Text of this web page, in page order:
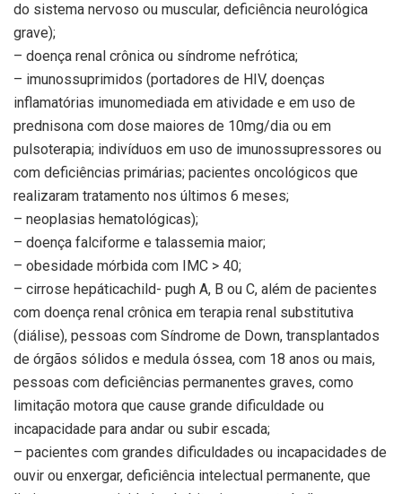
do sistema nervoso ou muscular, deficiência neurológica
grave);
– doença renal crônica ou síndrome nefrótica;
– imunossuprimidos (portadores de HIV, doenças
inflamatórias imunomediada em atividade e em uso de
prednisona com dose maiores de 10mg/dia ou em
pulsoterapia; indivíduos em uso de imunossupressores ou
com deficiências primárias; pacientes oncológicos que
realizaram tratamento nos últimos 6 meses;
– neoplasias hematológicas);
– doença falciforme e talassemia maior;
– obesidade mórbida com IMC > 40;
– cirrose hepáticachild- pugh A, B ou C, além de pacientes
com doença renal crônica em terapia renal substitutiva
(diálise), pessoas com Síndrome de Down, transplantados
de órgãos sólidos e medula óssea, com 18 anos ou mais,
pessoas com deficiências permanentes graves, como
limitação motora que cause grande dificuldade ou
incapacidade para andar ou subir escada;
– pacientes com grandes dificuldades ou incapacidades de
ouvir ou enxergar, deficiência intelectual permanente, que